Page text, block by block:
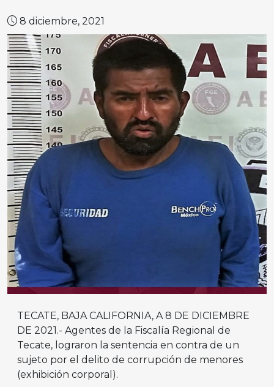
8 diciembre, 2021
TECATE, BAJA CALIFORNIA, A 8 DE DICIEMBRE
DE 2021.- Agentes de la Fiscalía Regional de
Tecate, lograron la sentencia en contra de un
sujeto por el delito de corrupción de menores
(exhibición corporal).